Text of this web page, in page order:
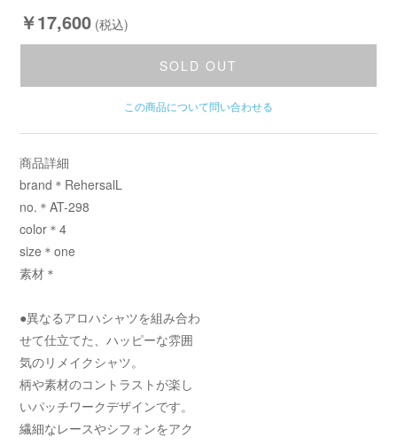
￥17,600 (税込)
SOLD OUT
この商品について問い合わせる
商品詳細
brand＊RehersalL
no.＊AT-298
color＊4
size＊one
素材＊
●異なるアロハシャツを組み合わ
せて仕立てた、ハッピーな雰囲
気のリメイクシャツ。
柄や素材のコントラストが楽し
いパッチワークデザインです。
繊細なレースやシフォンをアク